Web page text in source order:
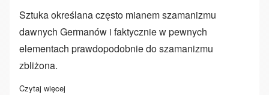
Sztuka określana często mianem szamanizmu
dawnych Germanów i faktycznie w pewnych
elementach prawdopodobnie do szamanizmu
zbliżona.
Czytaj więcej